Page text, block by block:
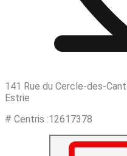
141 Rue du Cercle-des-
Estrie
# Centris :12617378